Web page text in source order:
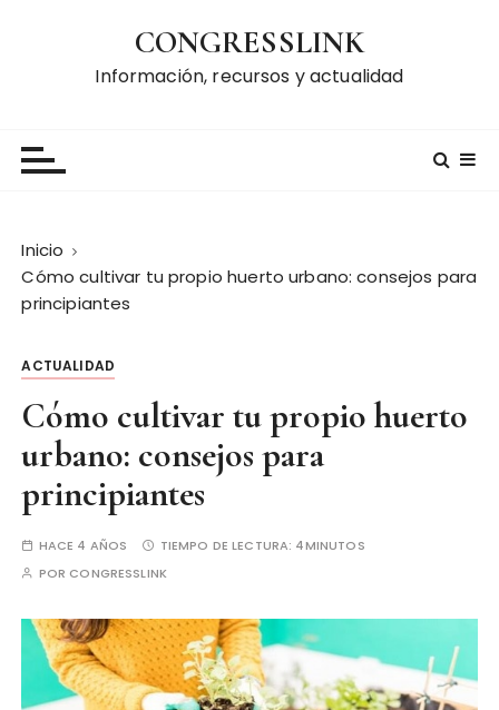
CONGRESSLINK
Información, recursos y actualidad
Inicio
Cómo cultivar tu propio huerto urbano: consejos para
principiantes
ACTUALIDAD
Cómo cultivar tu propio huerto
urbano: consejos para
principiantes
HACE 4 AÑOS TIEMPO DE LECTURA: 4MINUTOS
POR CONGRESSLINK